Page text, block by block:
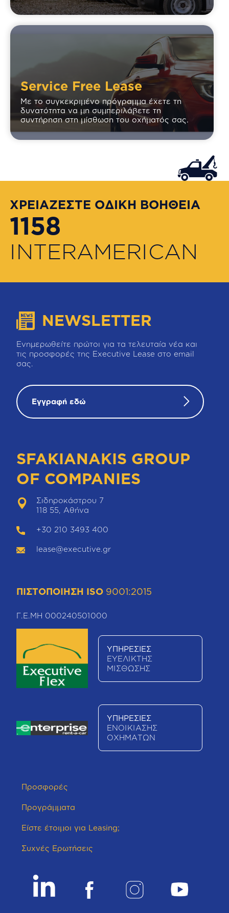
Service Free Lease
Με το συγκεκριμένο πρόγραμμα έχετε τη
δυνατότητα να μη συμπεριλάβετε τη
συντήρηση στη μίσθωση του οχήματός σας.
ΧΡΕΙΑΖΕΣΤΕ ΟΔΙΚΗ ΒΟΗΘΕΙΑ
1158
INTERAMERICAN
NEWSLETTER
Ενημερωθείτε πρώτοι για τα τελευταία νέα και
τις προσφορές της Executive Lease στο email
σας.
Εγγραφή εδώ
SFAKIANAKIS GROUP
OF COMPANIES
Σιδηροκάστρου 7
118 55, Αθήνα
+30 210 3493 400
lease@executive.gr
ΠΙΣΤΟΠΟΙΗΣΗ ISO 9001:2015
Γ.Ε.ΜΗ 000240501000
ΥΠΗΡΕΣΙΕΣ
ΕΥΕΛΙΚΤΗΣ
ΜΙΣΘΩΣΗΣ
ΥΠΗΡΕΣΙΕΣ
ΕΝΟΙΚΙΑΣΗΣ
ΟΧΗΜΑΤΩΝ
Προσφορές
Προγράμματα
Είστε έτοιμοι για Leasing;
Συχνές Ερωτήσεις